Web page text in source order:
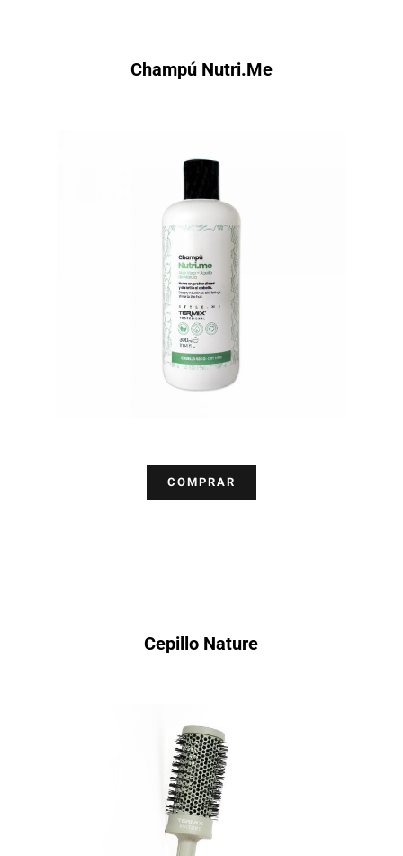
Champú Nutri.Me
COMPRAR
Cepillo Nature